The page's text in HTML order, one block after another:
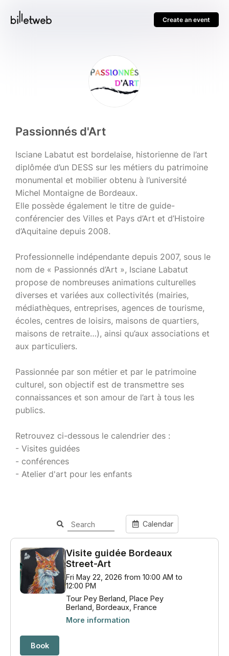
Create an event
Passionnés d'Art
Isciane Labatut est bordelaise, historienne de l’art
diplômée d’un DESS sur les métiers du patrimoine
monumental et mobilier obtenu à l’université
Michel Montaigne de Bordeaux.
Elle possède également le titre de guide-
conférencier des Villes et Pays d’Art et d’Histoire
d’Aquitaine depuis 2008.
Professionnelle indépendante depuis 2007, sous le
nom de « Passionnés d’Art », Isciane Labatut
propose de nombreuses animations culturelles
diverses et variées aux collectivités (mairies,
médiathèques, entreprises, agences de tourisme,
écoles, centres de loisirs, maisons de quartiers,
maisons de retraite…), ainsi qu’aux associations et
aux particuliers.
Passionnée par son métier et par le patrimoine
culturel, son objectif est de transmettre ses
connaissances et son amour de l’art à tous les
publics.
Retrouvez ci-dessous le calendrier des :
- Visites guidées
- conférences
- Atelier d'art pour les enfants